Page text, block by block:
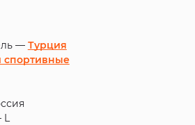
— Турция
спортивные
L